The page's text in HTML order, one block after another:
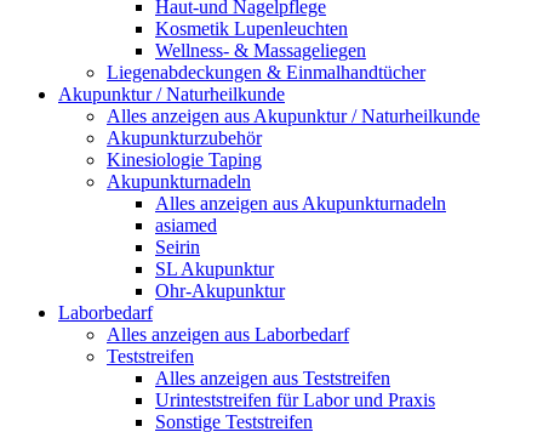
Haut-und Nagelpflege
Kosmetik Lupenleuchten
Wellness- & Massageliegen
Liegenabdeckungen & Einmalhandtücher
Akupunktur / Naturheilkunde
Alles anzeigen aus Akupunktur / Naturheilkunde
Akupunkturzubehör
Kinesiologie Taping
Akupunkturnadeln
Alles anzeigen aus Akupunkturnadeln
asiamed
Seirin
SL Akupunktur
Ohr-Akupunktur
Laborbedarf
Alles anzeigen aus Laborbedarf
Teststreifen
Alles anzeigen aus Teststreifen
Urinteststreifen für Labor und Praxis
Sonstige Teststreifen